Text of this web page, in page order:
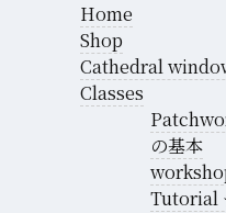
Home
Shop
Cathedral
Classes
の基本
Tutorial